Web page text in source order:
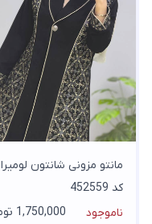
مانتو مزونی شانتون لومیرا
کد 452559
ناموجود
1,750,000 تومانء